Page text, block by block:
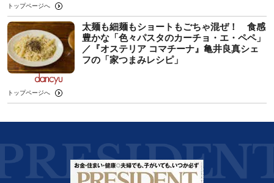
トップページへ
太麺も細麺もショートもごちゃ混ぜ！ 食感
豊かな「色々パスタのカーチョ・エ・ペペ」
／『オステリア コマチーナ』亀井良真シェ
フの「家つまみレシピ」
トップページへ